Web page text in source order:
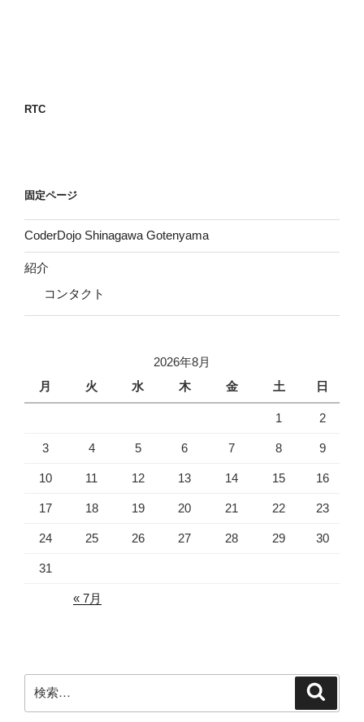
RTC
固定ページ
CoderDojo Shinagawa Gotenyama
紹介
コンタクト
2026年8月
月
火 水 木 金 土 日
1 2
3 4 5 6 7 8 9
10 11 12 13 14 15 16
17 18 19 20 21 22 23
24 25 26 27 28 29 30
31
« 7月
索: